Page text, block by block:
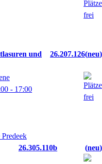
und
26.207.126 neu
- 17:00
26.305.110b
neu